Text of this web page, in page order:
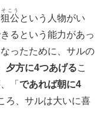
狙公
そこう
という人物がい
るという能力があっ
ったために、サルの
夕方に4つあげるこ
「 であれば朝に4
ろ、サルは大いに喜